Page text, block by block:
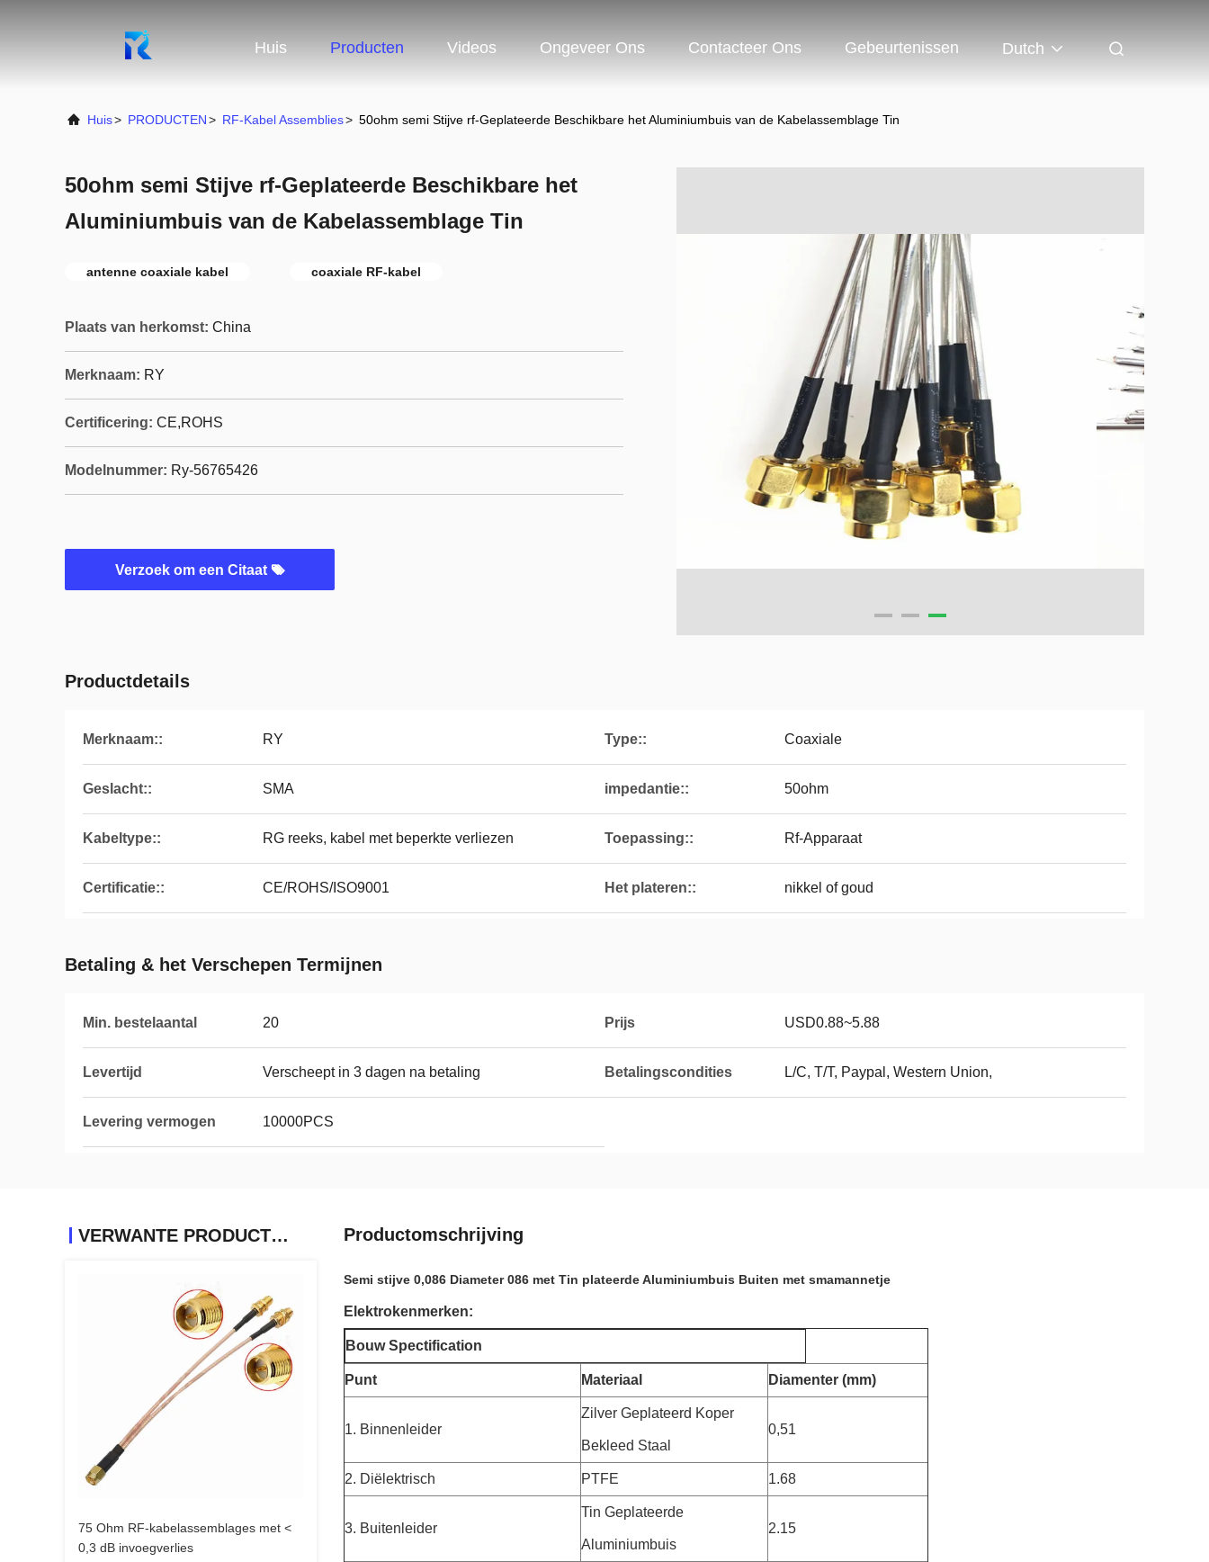
Huis Producten Videos Ongeveer Ons Contacteer Ons Gebeurtenissen Dutch
Huis> PRODUCTEN> RF-Kabel Assemblies> 50ohm semi Stijve rf-Geplateerde Beschikbare het Aluminiumbuis van de Kabelassemblage Tin
50ohm semi Stijve rf-Geplateerde Beschikbare het
Aluminiumbuis van de Kabelassemblage Tin
antenne coaxiale kabel coaxiale RF-kabel
Plaats van herkomst: China
Merknaam: RY
Certificering: CE,ROHS
Modelnummer: Ry-56765426
Verzoek om een Citaat
Productdetails
Merknaam:: RY Type:: Coaxiale
Geslacht:: SMA impedantie:: 50ohm
Kabeltype:: RG reeks, kabel met beperkte verliezen Toepassing:: Rf-Apparaat
Certificatie:: CE/ROHS/ISO9001 Het plateren:: nikkel of goud
Betaling & het Verschepen Termijnen
Min. bestelaantal 20 Prijs USD0.88~5.88
Levertijd Verscheept in 3 dagen na betaling Betalingscondities L/C, T/T, Paypal, Western Union,
Levering vermogen 10000PCS
VERWANTE PRODUCTEN
75 Ohm RF-kabelassemblages met <
0,3 dB invoegverlies
Productomschrijving
Semi stijve 0,086 Diameter 086 met Tin plateerde Aluminiumbuis Buiten met smamannetje
Elektrokenmerken:
Bouw Spectification
Punt Materiaal Diamenter (mm)
1. Binnenleider
Zilver Geplateerd Koper
Bekleed Staal
0,51
2. Diëlektrisch PTFE 1.68
3. Buitenleider
Tin Geplateerde
Aluminiumbuis
2.15